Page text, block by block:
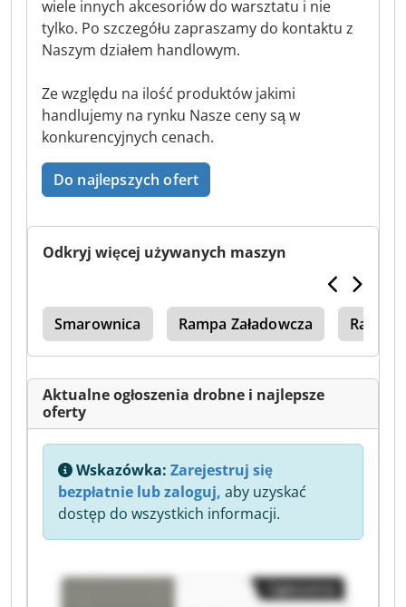
wiele innych akcesoriów do warsztatu i nie
tylko. Po szczegółu zapraszamy do kontaktu z
Naszym działem handlowym.
Ze względu na ilość produktów jakimi
handlujemy na rynku Nasze ceny są w
konkurencyjnych cenach.
Do najlepszych ofert
Odkryj więcej używanych maszyn
Smarownica Rampa Załadowcza Rampa
Aktualne ogłoszenia drobne i najlepsze
oferty
Wskazówka: Zarejestruj się
bezpłatnie lub zaloguj, aby uzyskać
dostęp do wszystkich informacji.